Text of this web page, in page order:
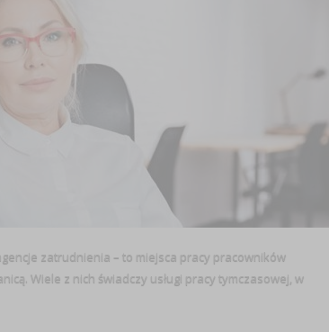
zatrudnienia – to miejsca pracy pracowników
Wiele z nich świadczy usługi pracy tymczasowej, w